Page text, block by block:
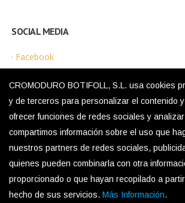
SOCIAL MEDIA
· Facebook
·Instagram
·Privacy Policy
·Legal Notice
·Cookies Policy
CROMODURO BOTIFOLL, S.L. usa cookies
y de terceros para personalizar el contenido
ofrecer funciones de redes sociales y
compartimos información sobre el uso que
nuestros partners de redes sociales,
quienes pueden combinarla con otra
proporcionado o que hayan recopilado a
hecho de sus servicios. Más Información.